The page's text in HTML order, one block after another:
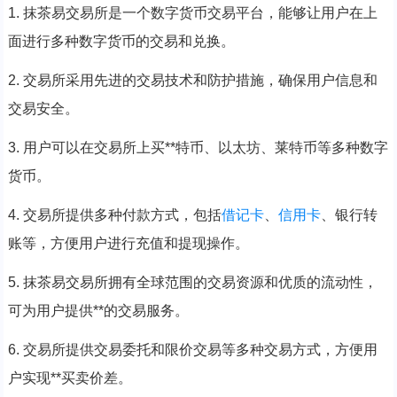
1. 抹茶易交易所是一个数字货币交易平台，能够让用户在上
面进行多种数字货币的交易和兑换。
2. 交易所采用先进的交易技术和防护措施，确保用户信息和
交易安全。
3. 用户可以在交易所上买**特币、以太坊、莱特币等多种数字
货币。
4. 交易所提供多种付款方式，包括借记卡、 信用卡、银行转
账等，方便用户进行充值和提现操作。
5. 抹茶易交易所拥有全球范围的交易资源和优质的流动性，
可为用户提供**的交易服务。
6. 交易所提供交易委托和限价交易等多种交易方式，方便用
户实现**买卖价差。